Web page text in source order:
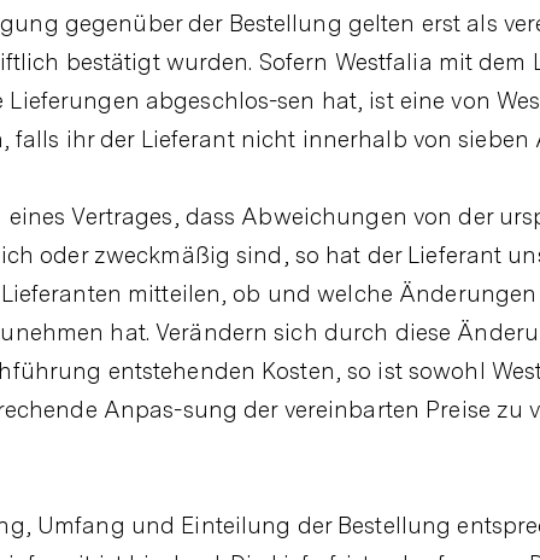
gegenüber der Bestellung gelten erst als
bestätigt wurden. Sofern Westfalia mit dem
abgeschlos-sen hat, ist eine von
falls ihr der Lieferant nicht innerhalb von sieben
Vertrages, dass Abweichungen von der
oder zweckmäßig sind, so hat der Lieferant
mitteilen, ob und welche
hat. Verändern sich durch diese
entstehenden Kosten, so ist sowohl
Anpas-sung der vereinbarten Preise zu
Umfang und Einteilung der Bestellung